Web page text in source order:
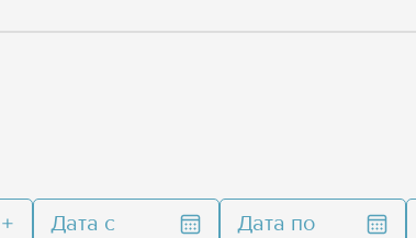
Дата с Дата по